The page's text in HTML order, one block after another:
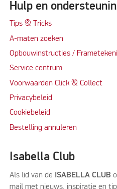
Hulp en
Tips & Tricks
A-maten zoeken
Opbouwinstructies /
Service centrum
Voorwaarden Click & Collect
Privacybeleid
Cookiebeleid
Bestelling annuleren
Isabella Club
Als lid van de ISABELLA CLUB
mail met nieuws, inspiratie en